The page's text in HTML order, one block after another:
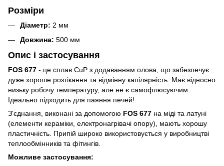
Розміри
Діаметр: 2 мм
Довжина: 500 мм
Опис і застосування
FOS 677 - це сплав CuP з додаванням олова, що забезпечує
дуже хороше розтікання та відмінну капілярність. Має відносно
низьку робочу температуру, але не є самофлюсуючим.
Ідеально підходить для паяння печей!
З'єднання, виконані за допомогою FOS 677 на міді та латуні
(елементи кераміки, електронагрівачі опору), мають хорошу
пластичність. Припій широко використовується у виробництві
теплообмінників та фітингів.
Можливе застосування: